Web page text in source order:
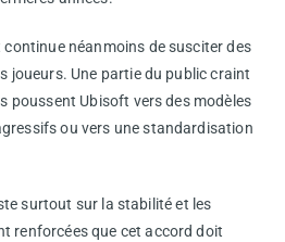
continue néanmoins de susciter des
joueurs. Une partie du public craint
poussent Ubisoft vers des modèles
ou vers une standardisation
surtout sur la stabilité et les
renforcées que cet accord doit